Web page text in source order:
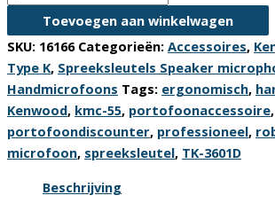
KMC-
55
Handmicrofoon
voor
TK-
3601D
aantal
Toevoegen aan winkelwagen
SKU: 16166 Categorieën: Accessoires,
Type K, Spreeksleutels Speaker
Handmicrofoons Tags: ergonomisch,
Kenwood, kmc-55, portofoonaccessoire,
portofoondiscounter, professioneel,
microfoon, spreeksleutel, TK-3601D
Beschrijving